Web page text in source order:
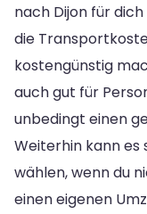
nach Dijon für
die
kostengünstig
auch gut für
unbedingt einen
Weiterhin kann es
wählen, wenn du
einen eigenen